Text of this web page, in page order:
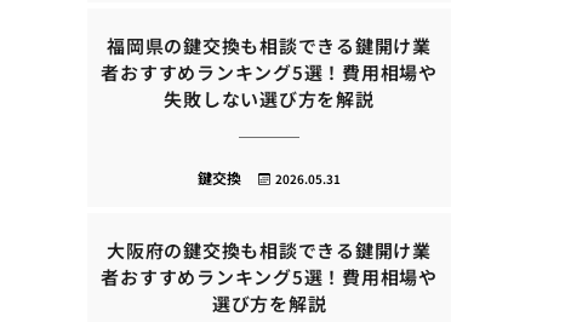
福岡県の鍵交換も相談できる鍵開け業
者おすすめランキング5選！費用相場や
失敗しない選び方を解説
2026.05.31
鍵交換
大阪府の鍵交換も相談できる鍵開け業
者おすすめランキング5選！費用相場や
選び方を解説